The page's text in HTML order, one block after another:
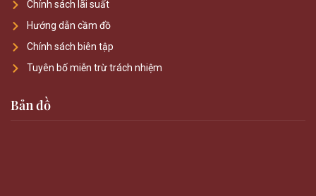
Chính sách lãi suất
Hướng dẫn cầm đồ
Chính sách biên tập
Tuyên bố miễn trừ trách nhiệm
Bản đồ